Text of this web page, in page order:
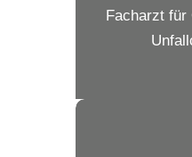
Facharzt für